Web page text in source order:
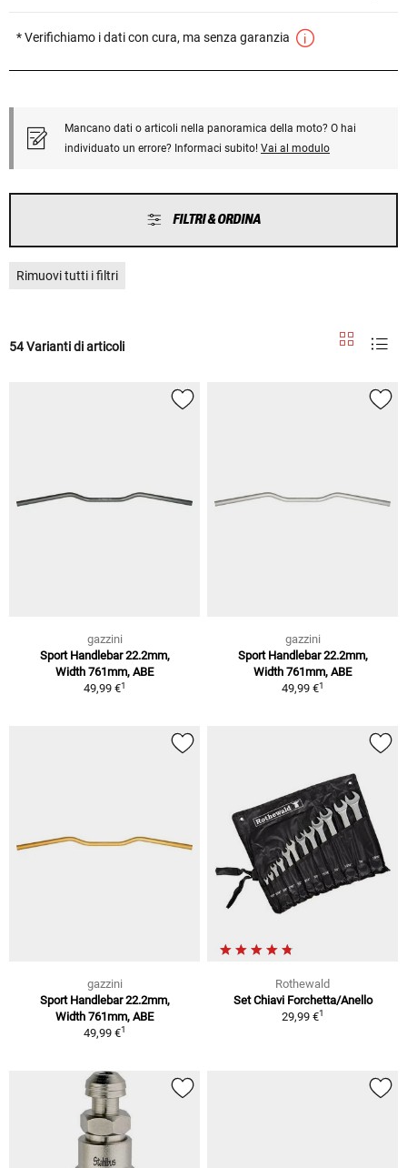
* Verifichiamo i dati con cura, ma senza garanzia
Mancano dati o articoli nella panoramica della moto? O hai
individuato un errore? Informaci subito! Vai al modulo
FILTRI & ORDINA
Rimuovi tutti i filtri
54 Varianti di articoli
gazzini
Sport Handlebar 22.2mm,
Width 761mm, ABE
49,99 €1
gazzini
Sport Handlebar 22.2mm,
Width 761mm, ABE
49,99 €1
gazzini
Sport Handlebar 22.2mm,
Width 761mm, ABE
49,99 €1
Rothewald
Set Chiavi Forchetta/Anello
29,99 €1